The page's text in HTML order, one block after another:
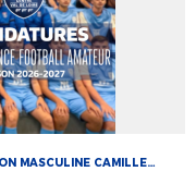
MASCULINE CAMILLE